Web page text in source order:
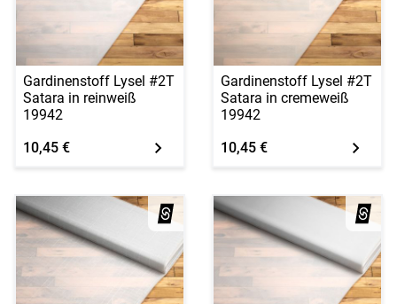
Gardinenstoff Lysel #2T
Satara in reinweiß
19942
10,45 €
Gardinenstoff Lysel #2T
Satara in cremeweiß
19942
10,45 €